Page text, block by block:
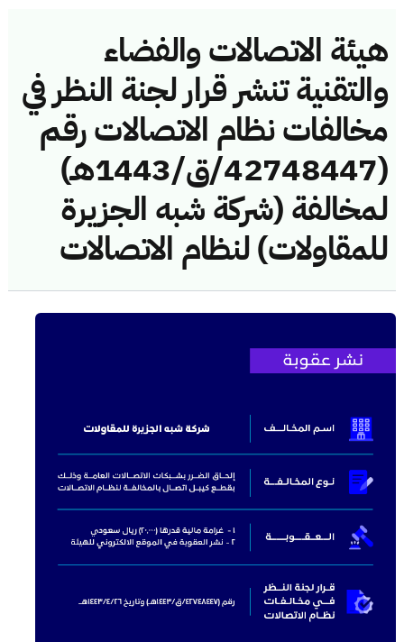
هيئة الاتصالات والفضاء
والتقنية تنشر قرار لجنة النظر في
مخالفات نظام الاتصالات رقم
(42748447/ق/1443هـ)
لمخالفة (شركة شبه الجزيرة
للمقاولات) لنظام الاتصالات